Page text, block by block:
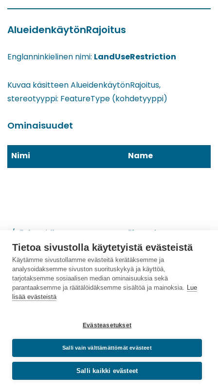
Tietoa sivustolla käytetyistä evästeistä
Käytämme sivustollamme evästeitä kerätäksemme ja
analysoidaksemme sivuston suorituskykyä ja käyttöä,
tarjotaksemme sosiaalisen median ominaisuuksia sekä
parantaaksemme ja räätälöidäksemme sisältöä ja mainoksia. Lue
lisää evästeistä
Evästeasetukset
Salli vain välttämättömät evästeet
Salli kaikki evästeet
AlueidenkäytönRajoitus
Englanninkielinen nimi: LandUseRestriction
Kuvaa käsitteen AlueidenkäytönRajoitus,
stereotyyppi: FeatureType (kohdetyyppi)
Ominaisuudet
Nimi Name
/elinkaaritila lifeCycleStatus
/hyväksymispäivämäärä approvalDate